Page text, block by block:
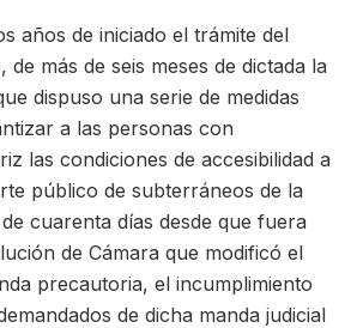
años de iniciado el trámite del
de más de seis meses de dictada la
dispuso una serie de medidas
a las personas con
las condiciones de accesibilidad a
público de subterráneos de la
cuarenta días desde que fuera
de Cámara que modificó el
precautoria, el incumplimiento
de dicha manda judicial